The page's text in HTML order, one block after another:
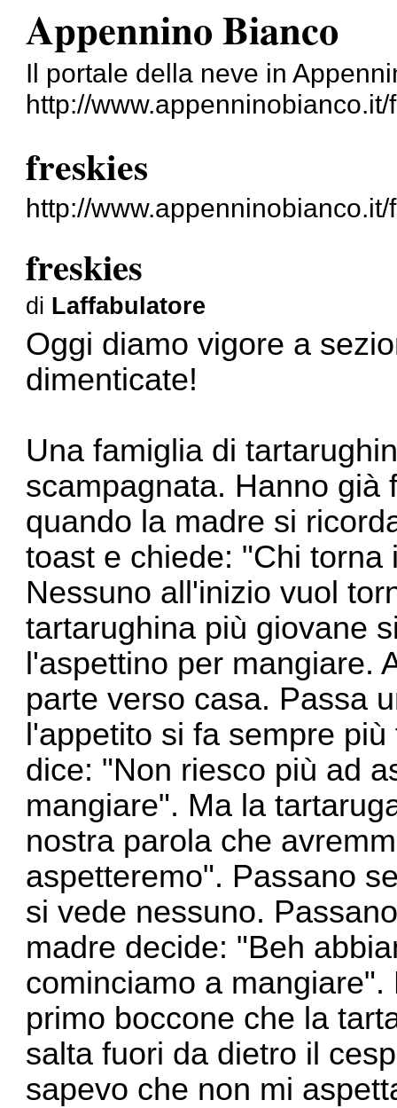
Appennino Bianco
Il portale della neve in
http://www.appenninobianco.it/
freskies
http://
freskies
di Laffabulatore
Oggi diamo vigore a
dimenticate!
Una famiglia di
scampagnata. Hanno già
quando la madre si
toast e chiede: "Chi
Nessuno all'inizio vuol
tartarughina più giovane
l'aspettino per mangiare.
parte verso casa. Passa
l'appetito si fa sempre
dice: "Non riesco più ad
mangiare". Ma la
nostra parola che
aspetteremo". Passano
si vede nessuno.
madre decide: "Beh
cominciamo a
primo boccone che la
salta fuori da dietro il
sapevo che non mi